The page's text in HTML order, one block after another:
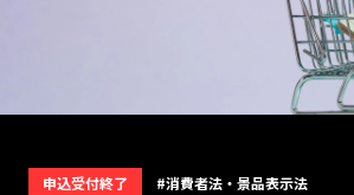
申込受付終了 #消費者法・景品表示法